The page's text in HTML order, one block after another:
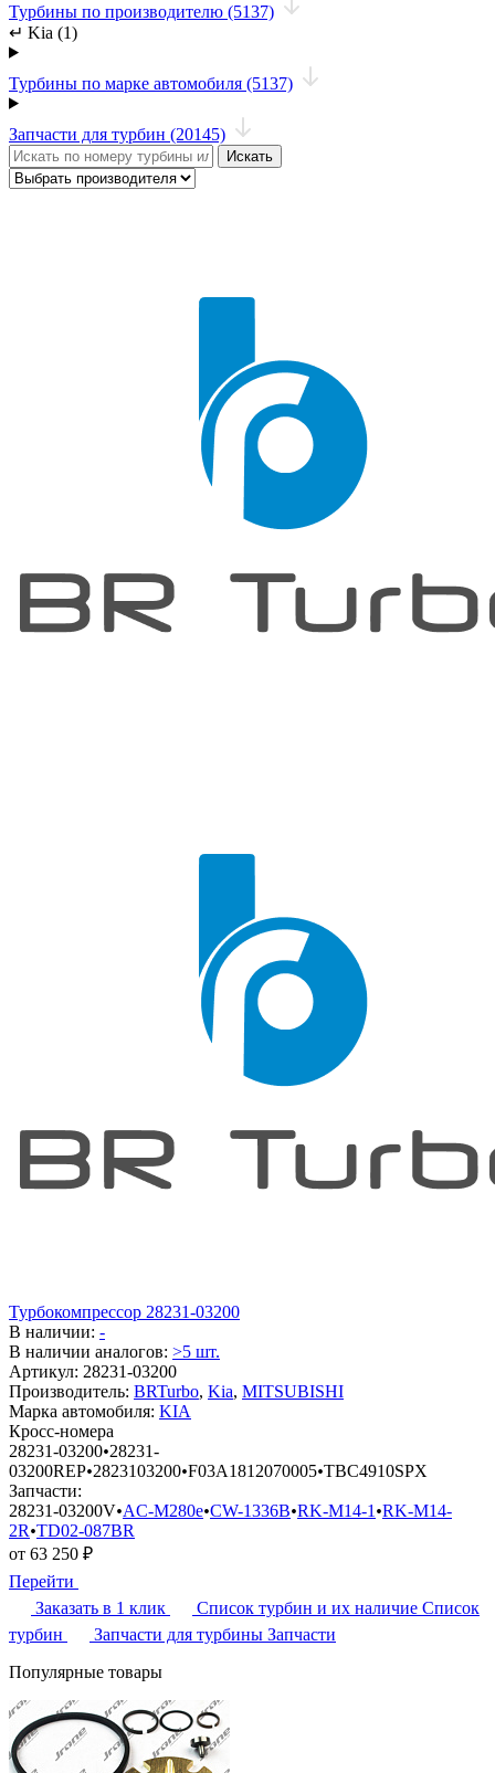
Турбины по производителю (5137)
↵ Kia (1)
Турбины по марке автомобиля (5137)
Запчасти для турбин (20145)
Искать
Турбокомпрессор 28231-03200
В наличии: -
В наличии аналогов: >5 шт.
Артикул: 28231-03200
Производитель: BRTurbo, Kia, MITSUBISHI
Марка автомобиля: KIA
Кросс-номера
28231-03200•28231-
03200REP•2823103200•F03A1812070005•TBC4910SPX
Запчасти:
28231-03200V•AC-M280e•CW-1336B•RK-M14-1 •RK-M14-
2R•TD02-087BR
от 63 250 ₽
Перейти
Заказать в 1 клик
Список турбин и их наличие Список
турбин
Запчасти для турбины Запчасти
Популярные товары